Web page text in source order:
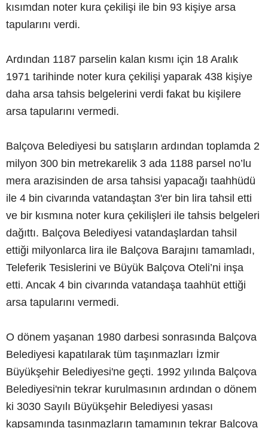
kısımdan noter kura çekilişi ile bin 93 kişiye arsa
tapularını verdi.
Ardından 1187 parselin kalan kısmı için 18 Aralık
1971 tarihinde noter kura çekilişi yaparak 438 kişiye
daha arsa tahsis belgelerini verdi fakat bu kişilere
arsa tapularını vermedi.
Balçova Belediyesi bu satışların ardından toplamda 2
milyon 300 bin metrekarelik 3 ada 1188 parsel no’lu
mera arazisinden de arsa tahsisi yapacağı taahhüdü
ile 4 bin civarında vatandaştan 3'er bin lira tahsil etti
ve bir kısmına noter kura çekilişleri ile tahsis belgeleri
dağıttı. Balçova Belediyesi vatandaşlardan tahsil
ettiği milyonlarca lira ile Balçova Barajını tamamladı,
Teleferik Tesislerini ve Büyük Balçova Oteli’ni inşa
etti. Ancak 4 bin civarında vatandaşa taahhüt ettiği
arsa tapularını vermedi.
O dönem yaşanan 1980 darbesi sonrasında Balçova
Belediyesi kapatılarak tüm taşınmazları İzmir
Büyükşehir Belediyesi'ne geçti. 1992 yılında Balçova
Belediyesi'nin tekrar kurulmasının ardından o dönem
ki 3030 Sayılı Büyükşehir Belediyesi yasası
kapsamında taşınmazların tamamının tekrar Balçova